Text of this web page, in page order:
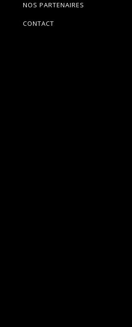
NOS PARTENAIRES
CONTACT